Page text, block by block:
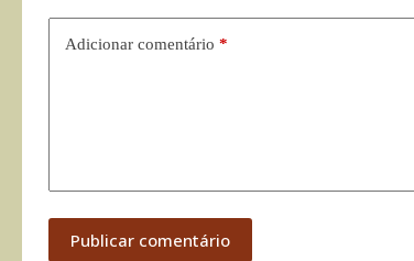
Adicionar comentário *
Publicar comentário